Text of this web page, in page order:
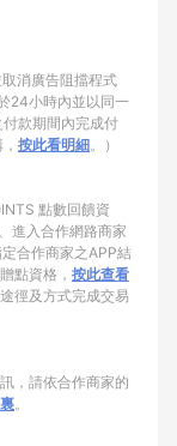
消廣告阻擋程式
24小時內並以同一
款期間內完成付
按此看明細。）
點數回饋資
進入合作網路商家
合作商家之APP結
點資格， 按此查看
徑及方式完成交易
，請依合作商家的
。